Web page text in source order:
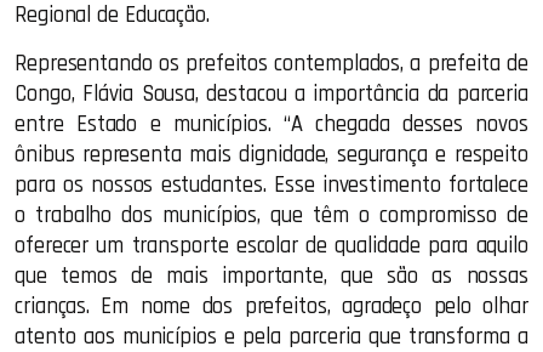
Regional de Educação.
Representando os prefeitos contemplados, a prefeita de
Congo, Flávia Sousa, destacou a importância da parceria
entre Estado e municípios. “A chegada desses novos
ônibus representa mais dignidade, segurança e respeito
para os nossos estudantes. Esse investimento fortalece
o trabalho dos municípios, que têm o compromisso de
oferecer um transporte escolar de qualidade para aquilo
que temos de mais importante, que são as nossas
crianças. Em nome dos prefeitos, agradeço pelo olhar
atento aos municípios e pela parceria que transforma a